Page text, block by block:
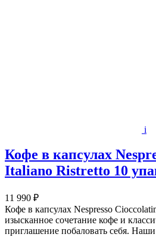
i
Кофе в капсулах
Italiano Ristretto 10
11 990 ₽
Кофе в капсулах Nespresso
изысканное сочетание кофе и
приглашение побаловать себя.